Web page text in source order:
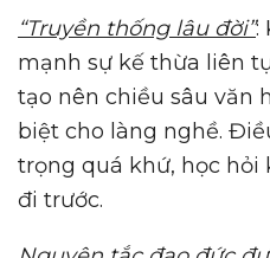
“Truyền thống lâu đời”:
mạnh sự kế thừa liên
tạo nên chiều sâu văn
biệt cho làng nghề.
trọng quá khứ, học
đi trước.